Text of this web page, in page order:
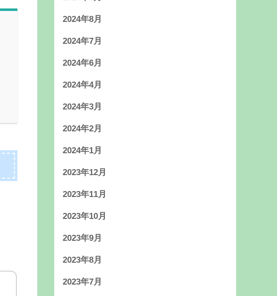
2024年8月
2024年7月
2024年6月
2024年4月
2024年3月
2024年2月
2024年1月
2023年12月
2023年11月
2023年10月
2023年9月
2023年8月
2023年7月